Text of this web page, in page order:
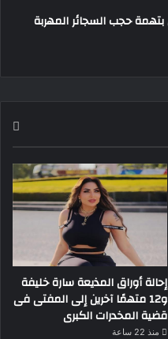
بتهمة حجب السجائر المهربة
إحالة أوراق المذيعة سارة خليفة
و12 متهمًا آخرين إلى المفتى فى
قضية المخدرات الكبرى
منذ 22 ساعة